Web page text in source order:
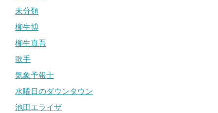
未分類
柳生博
柳生真吾
歌手
気象予報士
水曜日のダウンタウン
池田エライザ